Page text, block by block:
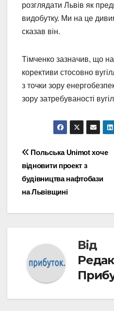
розглядати Львів як
видобутку. Ми на це
сказав він.
Тімченко зазначив, що
корективи стосовно
з точки зору
зору затребуваності
Навігація
записів
Польська Unimot хоче
відновити проект з
будівництва нафтобази
на Львівщині
Від